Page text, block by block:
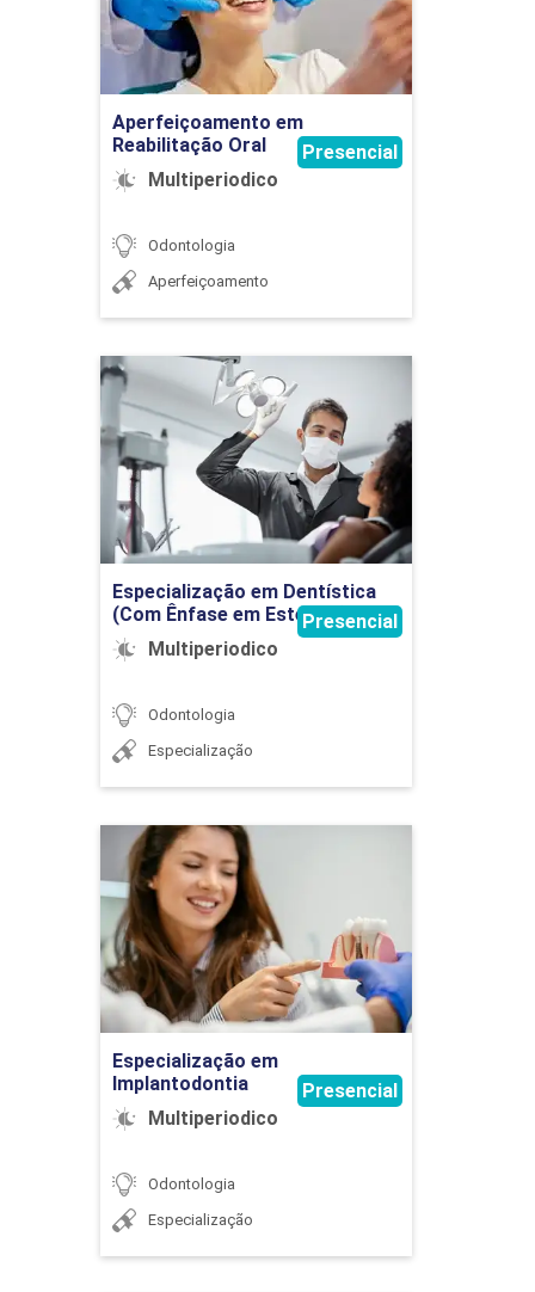
ÉTICA E LEGISLAÇÃO ODONTOLÓGICA
32
12
FARMACOLOGIA II
FUNDAMENTOS DE ENDODONTIA I
92
FUNDAMENTOS DE ENDODONTIA III
Aperfeiçoamento em
Reabilitação Oral
Multiperiodico
Presencial
Odontologia
Aperfeiçoamento
Ir para Inscrição
Especialização em Dentística
(Com Ênfase em Estética)
Multiperiodico
Presencial
Odontologia
Especialização
Especialização em
Dentística (Com Ênfase em
Estética)
Detalhes do curso
Especialização em
Implantodontia
Multiperiodico
Presencial
Odontologia
Especialização
Especialização em
Implantodontia
Detalhes do curso
Ir para Inscrição